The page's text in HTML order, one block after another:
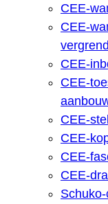
CEE-
CEE-
CEE-
CEE-
CEE-
CEE-
CEE-
CEE-